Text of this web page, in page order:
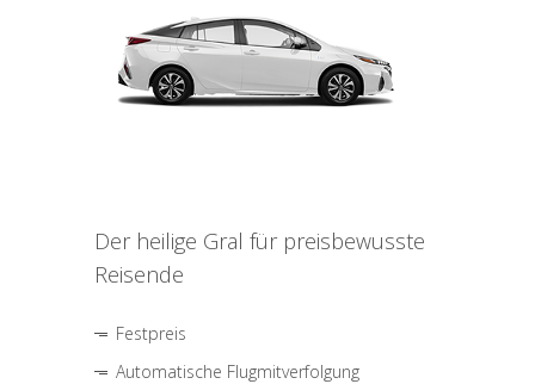
Der heilige Gral für preisbewusste
Reisende
Festpreis
Automatische Flugmitverfolgung